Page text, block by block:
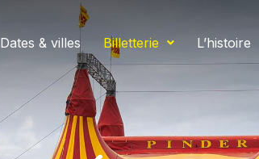
Dates & villes Billetterie L’histoire